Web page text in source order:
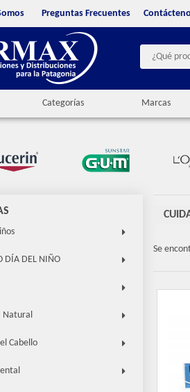
Preguntas Frecuentes
Categorías Marcas
DÍA DEL NIÑO
Natural
Cabello
Se